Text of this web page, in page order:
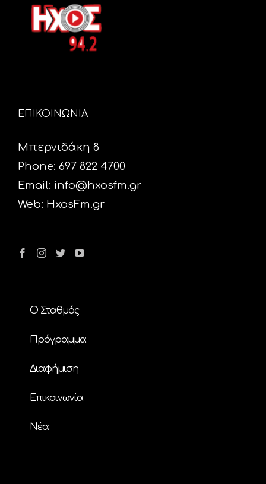
ΕΠΙΚΟΙΝΩΝΙΑ
Μπερνιδάκη 8
Phone: 697 822 4700
Email: info@hxosfm.gr
Web: HxosFm.gr
Ο Σταθμός
Πρόγραμμα
Διαφήμιση
Επικοινωνία
Nέα